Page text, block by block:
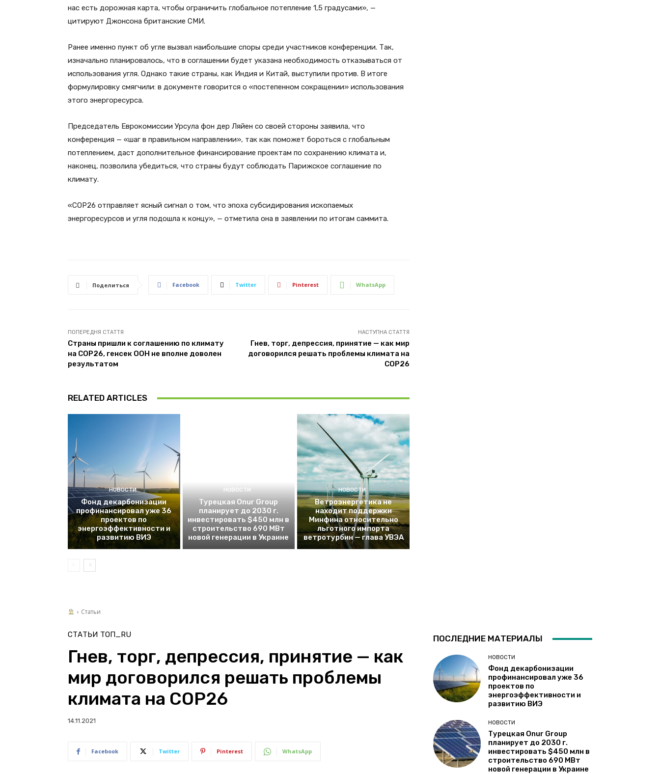
нас есть дорожная карта, чтобы ограничить глобальное потепление 1,5 градусами», —
цитируют Джонсона британские СМИ.
Ранее именно пункт об угле вызвал наибольшие споры среди участников конференции. Так,
изначально планировалось, что в соглашении будет указана необходимость отказываться от
использования угля. Однако такие страны, как Индия и Китай, выступили против. В итоге
формулировку смягчили: в документе говорится о «постепенном сокращении» использования
этого энергоресурса.
Председатель Еврокомиссии Урсула фон дер Ляйен со своей стороны заявила, что
конференция — «шаг в правильном направлении», так как поможет бороться с глобальным
потеплением, даст дополнительное финансирование проектам по сохранению климата и,
наконец, позволила убедиться, что страны будут соблюдать Парижское соглашение по
климату.
«COP26 отправляет ясный сигнал о том, что эпоха субсидирования ископаемых
энергоресурсов и угля подошла к концу», — отметила она в заявлении по итогам саммита.
Поделиться Facebook Twitter Pinterest WhatsApp
ПОПЕРЕДНЯ СТАТТЯ
Страны пришли к соглашению по климату
на COP26, генсек ООН не вполне доволен
результатом
НАСТУПНА СТАТТЯ
Гнев, торг, депрессия, принятие — как мир
договорился решать проблемы климата на
COP26
RELATED ARTICLES
НОВОСТИ
Фонд декарбонизации
профинансировал уже 36
проектов по
энергоэффективности и
развитию ВИЭ
НОВОСТИ
Турецкая Onur Group
планирует до 2030 г.
инвестировать $450 млн в
строительство 690 МВт
новой генерации в Украине
НОВОСТИ
Ветроэнергетика не
находит поддержки
Минфина относительно
льготного импорта
ветротурбин — глава УВЭА